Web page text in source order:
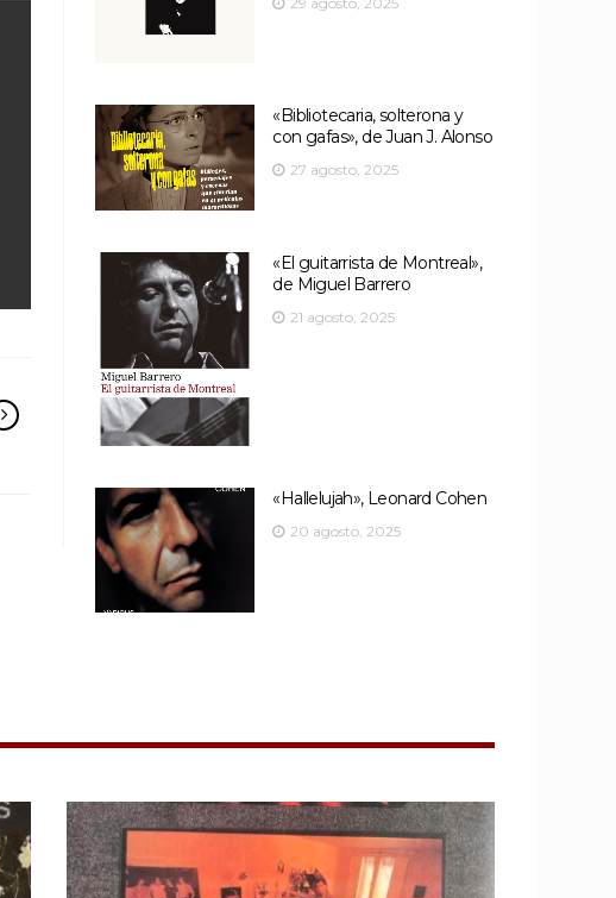
«Bibliotecaria, solterona y
con gafas», de Juan J. Alonso
27 agosto, 2025
«El guitarrista de Montreal»,
de Miguel Barrero
21 agosto, 2025
«Hallelujah», Leonard Cohen
20 agosto, 2025